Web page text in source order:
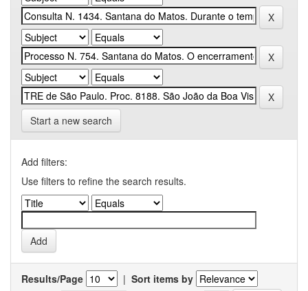
Start a new search
Add filters:
Use filters to refine the search results.
Results/Page | Sort items by